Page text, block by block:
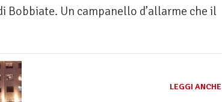
Un campanello d’allarme che il
LEGGI ANCHE